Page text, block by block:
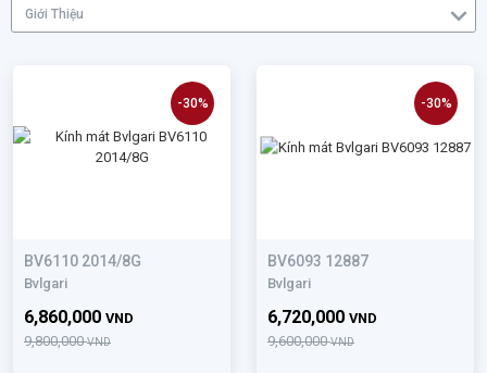
Giới Thiệu
BV6110 2014/8G
Bvlgari
9,800,000VND
6,860,000 VND
-30%
BV6093 12887
Bvlgari
9,600,000VND
6,720,000 VND
-30%